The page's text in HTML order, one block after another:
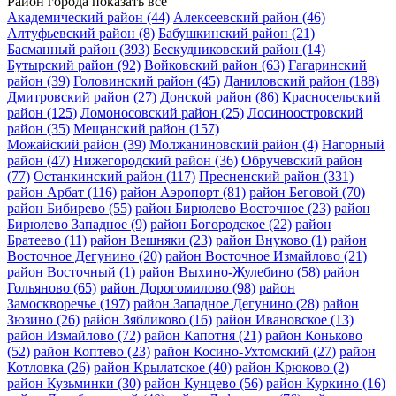
Академический район (44) Алексеевский район (46)
Алтуфьевский район (8) Бабушкинский район (21)
Басманный район (393) Бескудниковский район (14)
Бутырский район (92) Войковский район (63) Гагаринский
район (39) Головинский район (45) Даниловский район (188)
Дмитровский район (27) Донской район (86) Красносельский
район (125) Ломоносовский район (25) Лосиноостровский
район (35) Мещанский район (157)
Можайский район (39) Молжаниновский район (4) Нагорный
район (47) Нижегородский район (36) Обручевский район
(77) Останкинский район (117) Пресненский район (331)
район Арбат (116) район Аэропорт (81) район Беговой (70)
район Бибирево (55) район Бирюлево Восточное (23) район
Бирюлево Западное (9) район Богородское (22) район
Братеево (11) район Вешняки (23) район Внуково (1) район
Восточное Дегунино (20) район Восточное Измайлово (21)
район Восточный (1) район Выхино-Жулебино (58) район
Гольяново (65) район Дорогомилово (98) район
Замоскворечье (197) район Западное Дегунино (28) район
Зюзино (26) район Зябликово (16) район Ивановское (13)
район Измайлово (72) район Капотня (21) район Коньково
(52) район Коптево (23) район Косино-Ухтомский (27) район
Котловка (26) район Крылатское (40) район Крюково (2)
район Кузьминки (30) район Кунцево (56) район Куркино (16)